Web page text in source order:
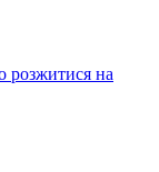
розжитися на